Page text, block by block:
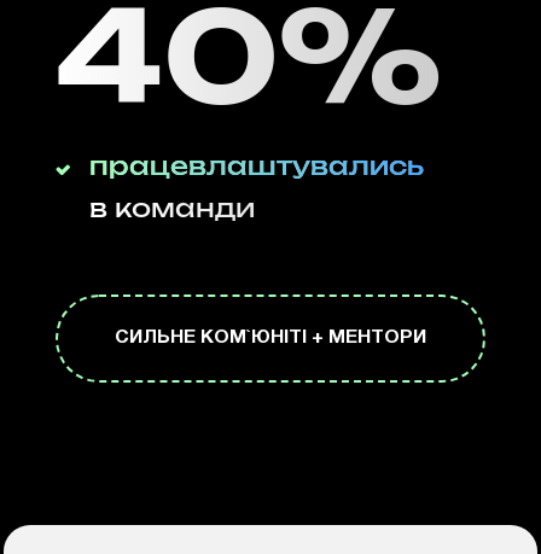
40%
працевлаштувались
в команди
CИЛЬНЕ КОМ`ЮНІТІ + МЕНТОРИ